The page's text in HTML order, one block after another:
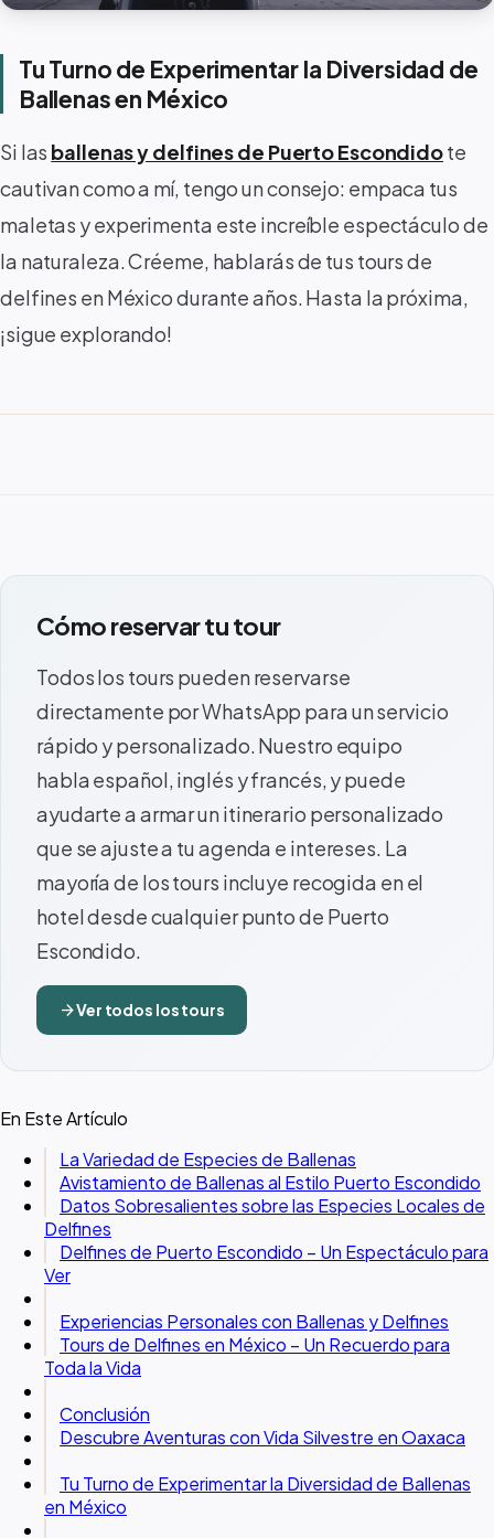
Tu Turno de Experimentar la Diversidad de
Ballenas en México
Si las ballenas y delfines de Puerto Escondidote
cautivan como a mí, tengo un consejo: empaca tus
maletas y experimenta este increíble espectáculo de
la naturaleza. Créeme, hablarás de tus tours de
delfines en México durante años. Hasta la próxima,
¡sigue explorando!
Cómo reservar tu tour
Todos los tours pueden reservarse
directamente por WhatsApp para un servicio
rápido y personalizado. Nuestro equipo
habla español, inglés y francés, y puede
ayudarte a armar un itinerario personalizado
que se ajuste a tu agenda e intereses. La
mayoría de los tours incluye recogida en el
hotel desde cualquier punto de Puerto
Escondido.
arrow_forwardVer todos los tours
En Este Artículo
La Variedad de Especies de Ballenas
Avistamiento de Ballenas al Estilo Puerto Escondido
Datos Sobresalientes sobre las Especies Locales de
Delfines
Delfines de Puerto Escondido – Un Espectáculo para
Ver
Experiencias Personales con Ballenas y Delfines
Tours de Delfines en México – Un Recuerdo para
Toda la Vida
Conclusión
Descubre Aventuras con Vida Silvestre en Oaxaca
Tu Turno de Experimentar la Diversidad de Ballenas
en México